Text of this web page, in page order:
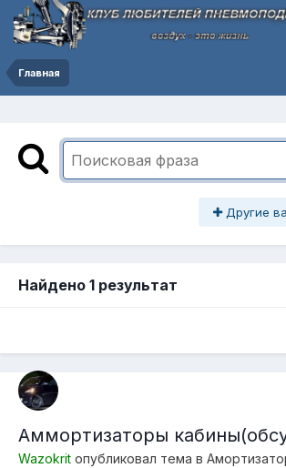
Главная
Другие
Найдено 1 результат
Аммортизаторы
Wazokrit опубликовал тема в